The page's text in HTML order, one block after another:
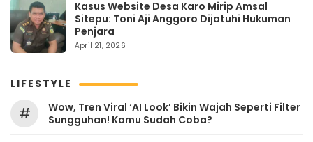
Kasus Website Desa Karo Mirip Amsal
Sitepu: Toni Aji Anggoro Dijatuhi Hukuman
Penjara
April 21, 2026
LIFESTYLE
#
Wow, Tren Viral ‘AI Look’ Bikin Wajah Seperti Filter
Sungguhan! Kamu Sudah Coba?